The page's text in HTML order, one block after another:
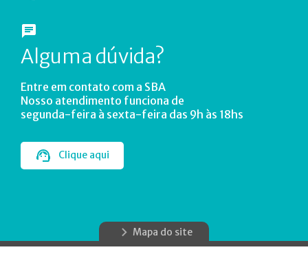
Alguma dúvida?
Entre em contato com a SBA
Nosso atendimento funciona de
segunda-feira à sexta-feira das 9h às 18hs
Clique aqui
Mapa do site